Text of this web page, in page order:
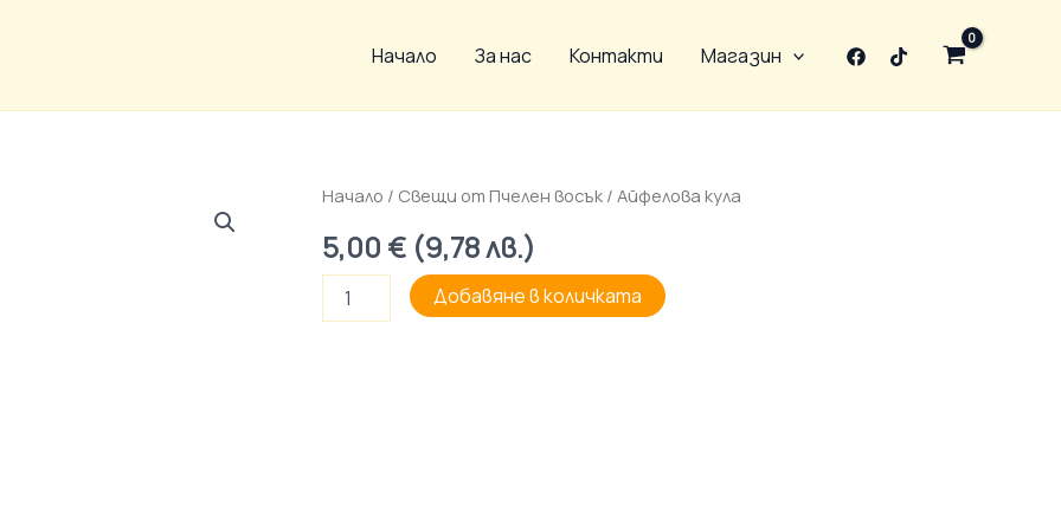
Начало За нас Контакти Магазин
Начало / Свещи от Пчелен восък / Айфелова кула
5,00 € (9,78лв.)
количество
Айфелова
кула
Добавяне в количката